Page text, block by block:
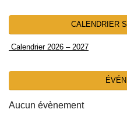
CALENDRIER
Calendrier 2026 – 2027
Aucun évènement